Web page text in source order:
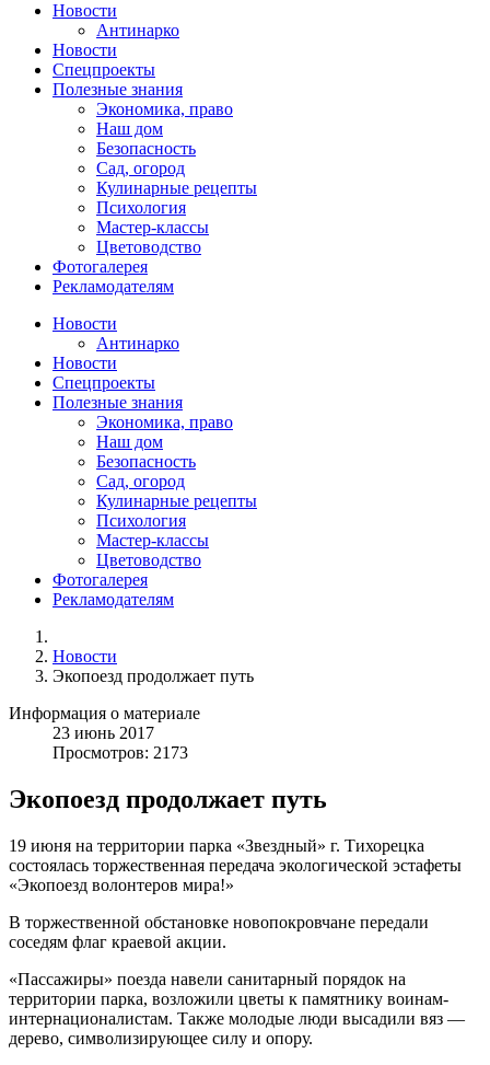
Новости
Антинарко
Новости
Спецпроекты
Полезные знания
Экономика, право
Наш дом
Безопасность
Сад, огород
Кулинарные рецепты
Психология
Мастер-классы
Цветоводство
Фотогалерея
Рекламодателям
Новости
Антинарко
Новости
Спецпроекты
Полезные знания
Экономика, право
Наш дом
Безопасность
Сад, огород
Кулинарные рецепты
Психология
Мастер-классы
Цветоводство
Фотогалерея
Рекламодателям
Новости
Экопоезд продолжает путь
Информация о материале
23 июнь 2017
Просмотров: 2173
Экопоезд продолжает путь
19 июня на территории парка «Звездный» г. Тихорецка
состоялась торжественная передача экологической эстафеты
«Экопоезд волонтеров мира!»
В торжественной обстановке новопокровчане передали
соседям флаг краевой акции.
«Пассажиры» поезда навели санитарный порядок на
территории парка, возложили цветы к памятнику воинам-
интернационалистам. Также молодые люди высадили вяз —
дерево, символизирующее силу и опору.